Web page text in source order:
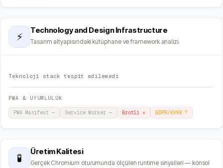
⚡
Technology and Design Infrastructure
Tasarım altyapısındaki kütüphane ve framework analizi.
Teknoloji stack tespit edilemedi
PWA & UYUMLULUK
PWA Manifest— Service Worker — Brotli ✕ GDPR/KVKK?
🧪
Üretim Kalitesi
Gerçek Chromium oturumunda ölçülen runtime sinyalleri — konsol